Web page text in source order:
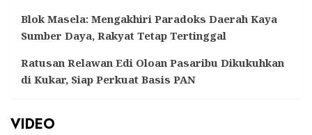
Blok Masela: Mengakhiri Paradoks Daerah Kaya
Sumber Daya, Rakyat Tetap Tertinggal
Ratusan Relawan Edi Oloan Pasaribu Dikukuhkan
di Kukar, Siap Perkuat Basis PAN
VIDEO